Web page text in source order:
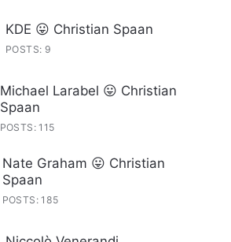
KDE 😛 Christian Spaan
POSTS: 9
Michael Larabel 😛 Christian
Spaan
POSTS: 115
Nate Graham 😛 Christian
Spaan
POSTS: 185